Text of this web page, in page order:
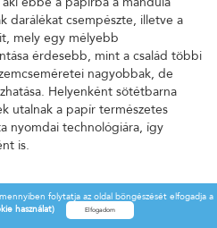
darálékat csempészte, illetve a
mely egy mélyebb
érdesebb, mint a család többi
nagyobbak, de
Helyenként sötétbarna
utalnak a papír természetes
nyomdai technológiára, így
is.
egy környezetbarát
gyümölcsök és növények
folytatja az oldal böngészését elfogadja a
használat)